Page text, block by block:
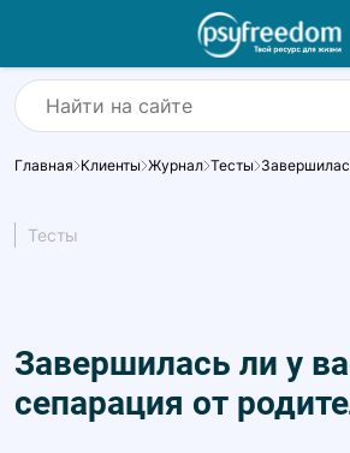
Главная Клиенты Журнал Тесты
Тесты
Завершилась ли у
сепарация от